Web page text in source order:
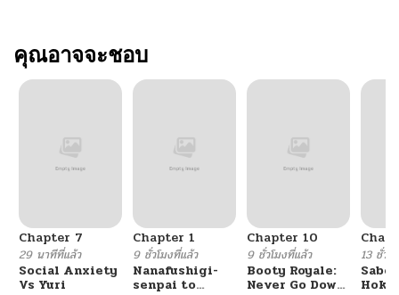
คุณอาจจะชอบ
Chapter 7
29 นาทีที่แล้ว
Social Anxiety
Vs Yuri
Chapter 1
9 ชั่วโมงที่แล้ว
Nanafushigi-
senpai to
Chapter 10
9 ชั่วโมงที่แล้ว
Booty Royale:
Never Go Down
13 ชั่วโ